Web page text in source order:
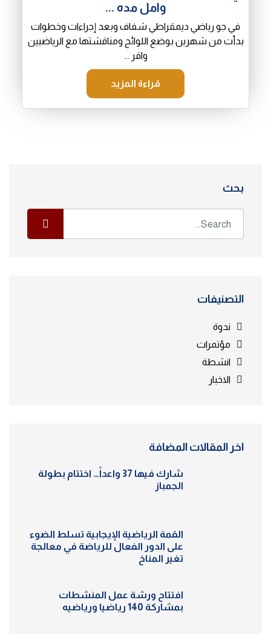
وامل مده ...
في جو رياضي ديمقراطي شفاف وبعد إجراءات وخطوات
بدأت من شهرين بوضع اللوائح ومناقشتها مع الرياضيين
واقر ...
قراءة المزيد
بحث
التصنيفات
ندوة
مؤتمرات
انشطة
الاخبار
اخر المقالات المضافة
شارك فيها 37 واعداً… اختتام بطولة
الجمباز
القمة الرياضية الإيجابية تسلط الضوء
على الدور الفعال للرياضة في معالجة
تغير المناخ
افتتاح ورشة عمل المنشطات
بمشاركة 140 رياضيا ورياضيه